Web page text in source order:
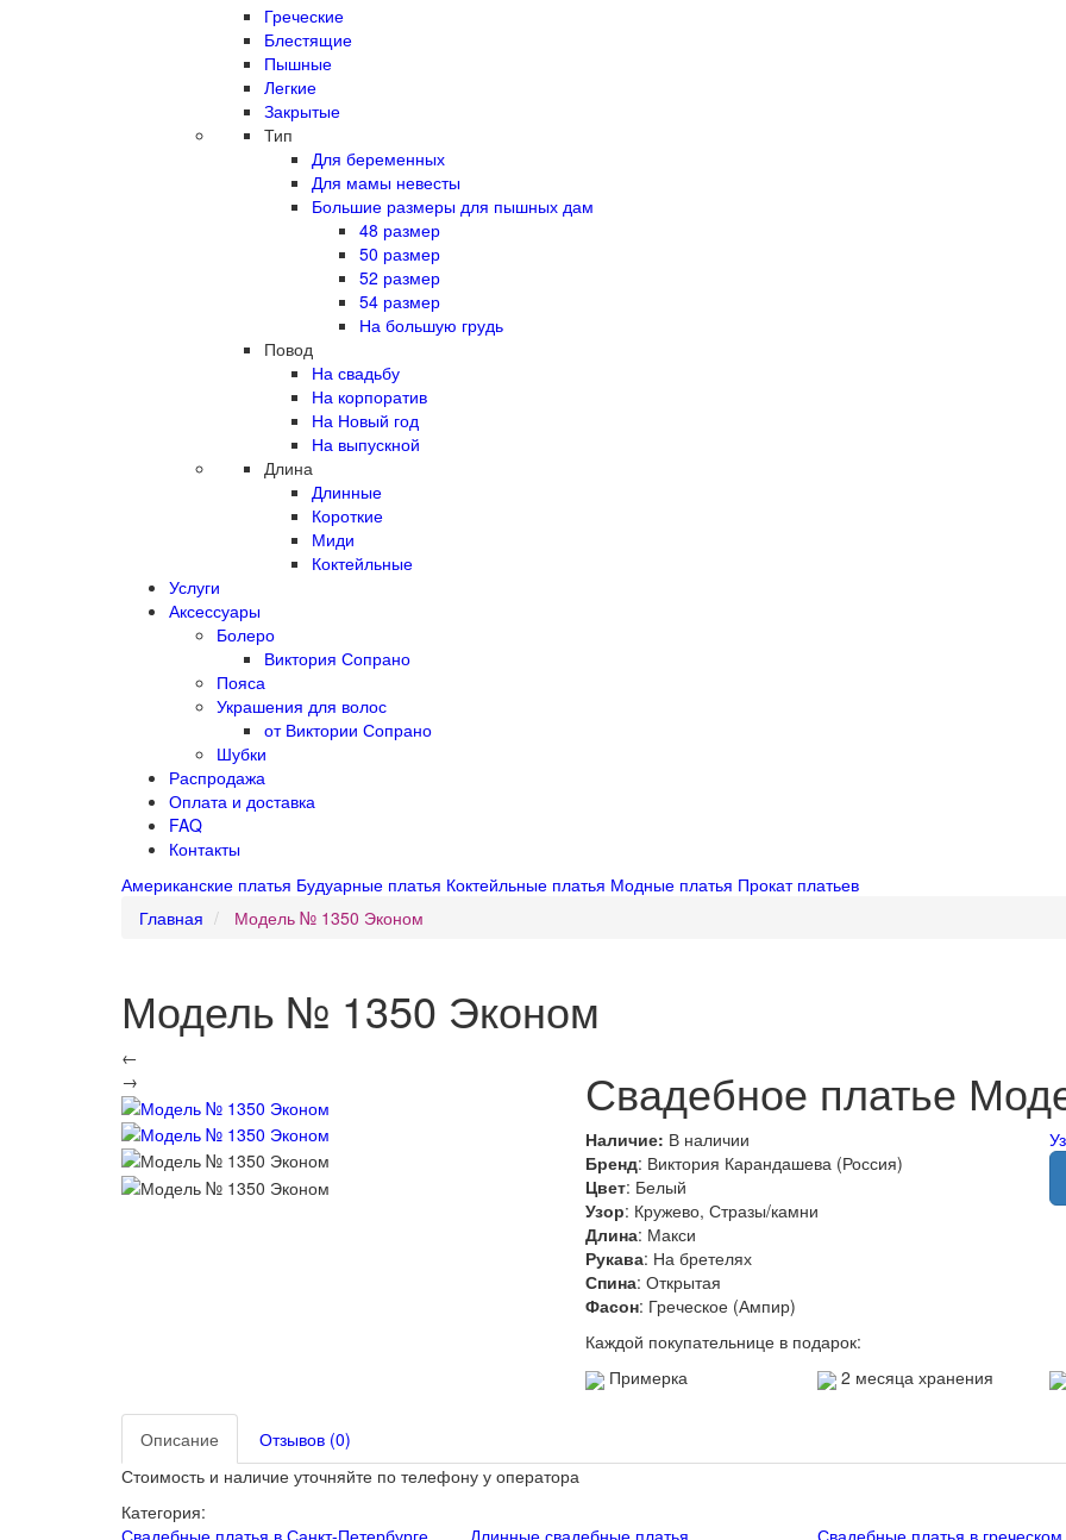
Греческие
Блестящие
Пышные
Легкие
Закрытые
Тип
Для беременных
Для мамы невесты
Большие размеры для пышных дам
48 размер
50 размер
52 размер
54 размер
На большую грудь
Повод
На свадьбу
На корпоратив
На Новый год
На выпускной
Длина
Длинные
Короткие
Миди
Коктейльные
Услуги
Аксессуары
Болеро
Виктория Сопрано
Пояса
Украшения для волос
от Виктории Сопрано
Шубки
Распродажа
Оплата и доставка
FAQ
Контакты
Американские платья Будуарные платья Коктейльные платья Модные платья Прокат платьев
Главная
Модель № 1350 Эконом
Модель № 1350 Эконом
←
→
Свадебное платье
Наличие: В наличии
Бренд: Виктория Карандашева (Россия)
Цвет: Белый
Узор: Кружево, Стразы/камни
Длина: Макси
Рукава: На бретелях
Спина: Открытая
Фасон: Греческое (Ампир)
Каждой покупательнице в подарок:
Примерка
2 месяца хранения
Описание
Отзывов (0)
Стоимость и наличие уточняйте по телефону у оператора
Категория:
Свадебные платья в Санкт-Петербурге
Длинные свадебные платья Свадебные платья в греческом